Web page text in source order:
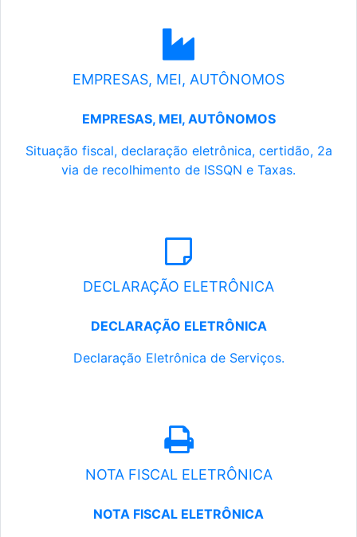
EMPRESAS, MEI, AUTÔNOMOS
EMPRESAS, MEI, AUTÔNOMOS
Situação fiscal, declaração eletrônica, certidão, 2a
via de recolhimento de ISSQN e Taxas.
DECLARAÇÃO ELETRÔNICA
DECLARAÇÃO ELETRÔNICA
Declaração Eletrônica de Serviços.
NOTA FISCAL ELETRÔNICA
NOTA FISCAL ELETRÔNICA